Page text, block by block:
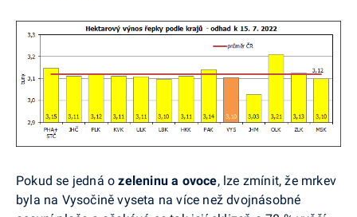
Pokud se jedná ozeleninu a ovoce, lze zmínit, že mrkev
byla na Vysočině vyseta na více než dvojnásobné